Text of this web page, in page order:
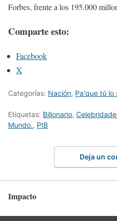
Forbes, frente a los 195.000
Comparte esto:
Facebook
X
Categorías: Nación, Pa'que tú lo
Etiquetas: Billonario,
Mundo., PIB
Deja un
Impacto